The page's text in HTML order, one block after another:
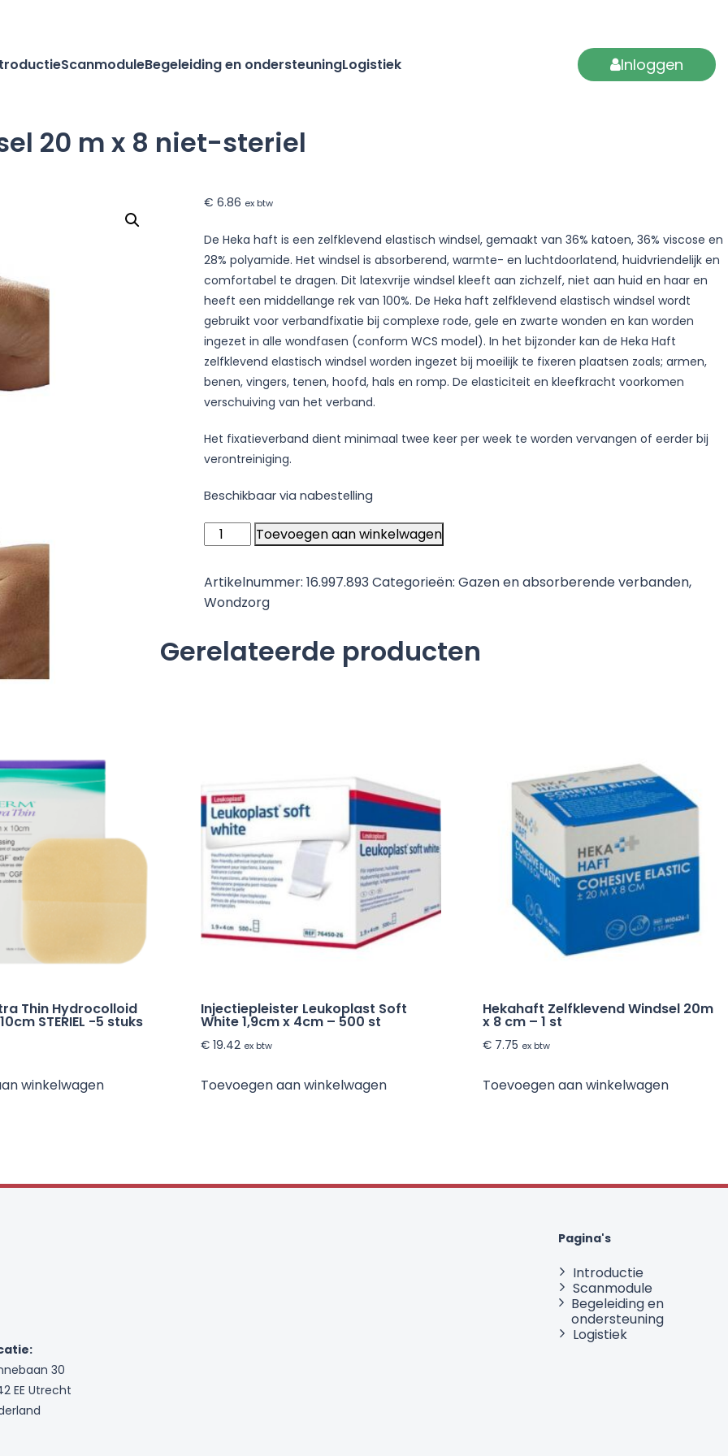
ScanmoduleBegeleiding en ondersteuningLogistiek Inloggen
20 m x 8 niet-steriel
€ 6.86 ex btw
De Heka haft is een zelfklevend elastisch windsel, gemaakt van 36% katoen, 36% viscose en
28% polyamide. Het windsel is absorberend, warmte- en luchtdoorlatend, huidvriendelijk en
comfortabel te dragen. Dit latexvrije windsel kleeft aan zichzelf, niet aan huid en haar en
heeft een middellange rek van 100%. De Heka haft zelfklevend elastisch windsel wordt
gebruikt voor verbandfixatie bij complexe rode, gele en zwarte wonden en kan worden
ingezet in alle wondfasen (conform WCS model). In het bijzonder kan de Heka Haft
zelfklevend elastisch windsel worden ingezet bij moeilijk te fixeren plaatsen zoals; armen,
benen, vingers, tenen, hoofd, hals en romp. De elasticiteit en kleefkracht voorkomen
verschuiving van het verband.
Het fixatieverband dient minimaal twee keer per week te worden vervangen of eerder bij
verontreiniging.
Beschikbaar via nabestelling
Heka
Haft
zelfklevend
windsel
20
x
Toevoegen aan winkelwagen
Artikelnummer: 16.997.893Categorieën: Gazen en absorberende verbanden,
Wondzorg
Gerelateerde producten
Thin Hydrocolloid
STERIEL -5 stuks
winkelwagen
Injectiepleister Leukoplast Soft
White 1,9cm x 4cm – 500 st
€19.42 ex btw
Toevoegen aan winkelwagen
Hekahaft Zelfklevend Windsel 20m
x 8 cm – 1 st
€ 7.75 ex btw
Toevoegen aan winkelwagen
30
EE Utrecht
Pagina's
Introductie
Scanmodule
Begeleiding en
ondersteuning
Logistiek